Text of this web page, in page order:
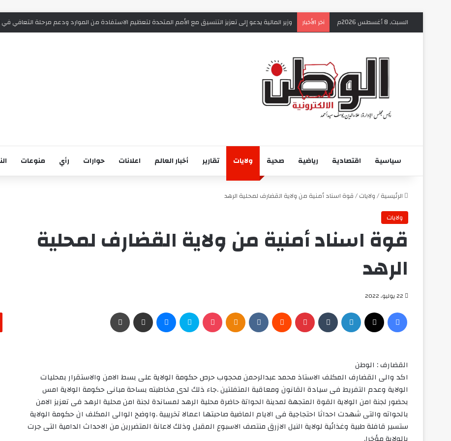
السبت, 8 أغسطس 2026م آخر الأخبار وزير المالية يدعو إلى تعزيز التنسيق مع الأمم المتحدة لتعظيم الاستفادة من الموارد ودعم مرحلة التعافي
سياسية اقتصادية رياضية صحية ولايات تقارير أخبار العالم اعلانات حوارات رأي منوعات
الرئيسية/ولايات/قوة اسناد أمنية من ولاية القضارف لمحلية الرهد
ولايات
قوة اسناد أمنية من ولاية القضارف لمحلية
الرهد
22 يوليو، 2022
فيسبوك لينكدإن بينتيريست Odnoklassniki
‫Pocket سكايب ماسنجر مشاركة عبر البريد
القضارف : الوطن
اكد والى القضارف المكلف الاستاذ محمد عبدالرحمن محجوب حرص حكومة الولاية على بسط الامن والاستقرار بمحليات
الولاية وعدم التفريط فى سيادة القانون ومعاقبة المتفلتين .جاء ذلك لدى مخاطبته بساحة مبانى حكومة الولاية امس
بحضور لجنة امن الولاية القوة المتجهة لمدينة الحواتة حاضرة محلية الرهد لمساندة لجنة امن محلية الرهد فى تعزيز الامن
بالحواته والتى شهدت احداثا احتجاجية فى الايام الماضية صاحبتها اعمالا تخريبية .واوضح الوالى المكلف ان حكومة الولاية
ستسير قافلة طبية وغذائية لولاية النيل الازرق منتصف الاسبوع المقبل وذلك لاعانة المتضررين من الاحداث الدامية التى جرت